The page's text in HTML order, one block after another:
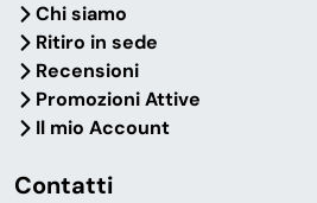
Chi siamo
Ritiro in sede
Recensioni
Promozioni Attive
Il mio Account
Contatti